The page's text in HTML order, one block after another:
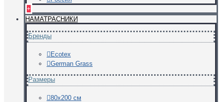
+
НАМАТРАСНИКИ
Бренды
Ecotex
German Grass
Размеры
80х200 см